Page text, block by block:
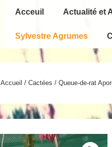
Main
Acceuil Actualité et
Sylvestre Agrumes
Accueil / Cactées / Queue-de-rat